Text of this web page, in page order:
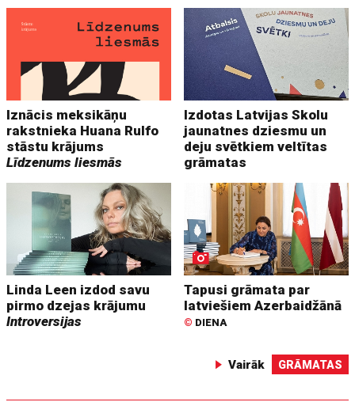
Iznācis meksikāņu
rakstnieka Huana Rulfo
stāstu krājums
Līdzenums liesmās
Izdotas Latvijas Skolu
jaunatnes dziesmu un
deju svētkiem veltītas
grāmatas
Linda Leen izdod savu
pirmo dzejas krājumu
Introversijas
Tapusi grāmata par
latviešiem Azerbaidžānā
© DIENA
Vairāk GRĀMATAS